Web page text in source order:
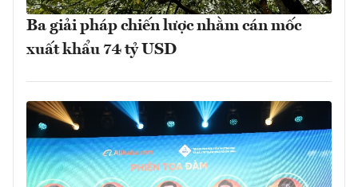
Ba giải pháp chiến lược nhằm cán mốc
xuất khẩu 74 tỷ USD